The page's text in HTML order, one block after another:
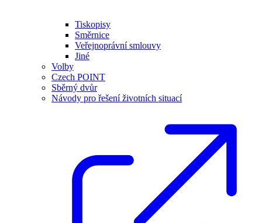
Tiskopisy
Směrnice
Veřejnoprávní smlouvy
Jiné
Volby
Czech POINT
Sběrný dvůr
Návody pro řešení životních situací